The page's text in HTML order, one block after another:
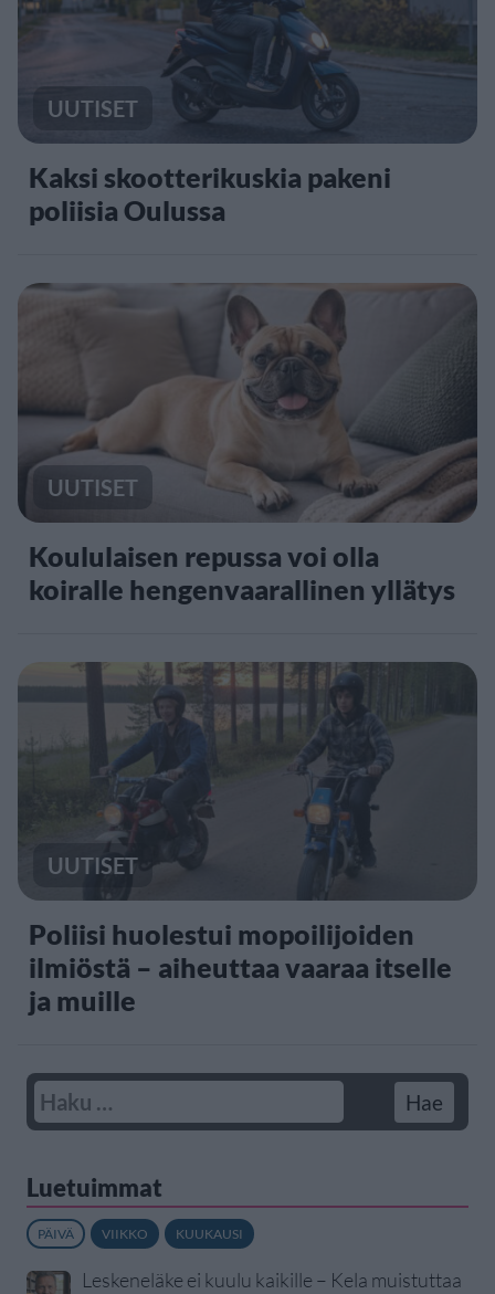
UUTISET
Kaksi skootterikuskia pakeni
poliisia Oulussa
UUTISET
Koululaisen repussa voi olla
koiralle hengenvaarallinen yllätys
UUTISET
Poliisi huolestui mopoilijoiden
ilmiöstä – aiheuttaa vaaraa itselle
ja muille
Luetuimmat
PÄIVÄ VIIKKO KUUKAUSI
Leskeneläke ei kuulu kaikille – Kela muistuttaa